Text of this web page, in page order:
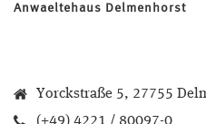
Anwaeltehaus Delmenhorst
Yorckstraße 5, 27755